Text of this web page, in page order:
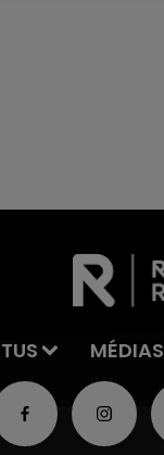
MÉDIAS